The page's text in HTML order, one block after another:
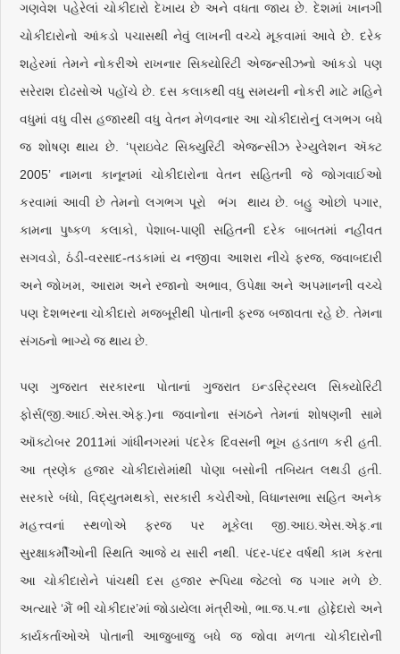
ગણવેશ પહેરેલાં ચોકીદારો દેખાય છે અને વધતા જાય છે. દેશમાં ખાનગી
ચોકીદારોનો આંકડો પચાસથી નેવું લાખની વચ્ચે મૂકવામાં આવે છે. દરેક
શહેરમાં તેમને નોકરીએ રાખનાર સિક્યોરિટી એજન્સીઝનો આંકડો પણ
સરેરાશ દોઢસોએ પહોંચે છે. દસ કલાકથી વધુ સમયની નોકરી માટે મહિને
વધુમાં વધુ વીસ હજારથી વધુ વેતન મેળવનાર આ ચોકીદારોનું લગભગ બધે
જ શોષણ થાય છે. ‘પ્રાઇવેટ સિક્યુરિટી એજન્સીઝ રેગ્યુલેશન ઍક્ટ
2005’ નામના કાનૂનમાં ચોકીદારોના વેતન સહિતની જે જોગવાઈઓ
કરવામાં આવી છે તેમનો લગભગ પૂરો ભંગ થાય છે. બહુ ઓછો પગાર,
કામના પુષ્કળ કલાકો, પેશાબ-પાણી સહિતની દરેક બાબતમાં નહીંવત
સગવડો, ઠંડી-વરસાદ-તડકામાં ય નજીવા આશરા નીચે ફરજ, જવાબદારી
અને જોખમ, આરામ અને રજાનો અભાવ, ઉપેક્ષા અને અપમાનની વચ્ચે
પણ દેશભરના ચોકીદારો મજબૂરીથી પોતાની ફરજ બજાવતા રહે છે. તેમના
સંગઠનો ભાગ્યે જ થાય છે.
પણ ગુજરાત સરકારના પોતાનાં ગુજરાત ઇન્ડસ્ટ્રિયલ સિક્યોરિટી
ફોર્સ(જી.આઈ.એસ.એફ.)ના જવાનોના સંગઠને તેમનાં શોષણની સામે
ઑક્ટોબર 2011માં ગાંધીનગરમાં પંદરેક દિવસની ભૂખ હડતાળ કરી હતી.
આ ત્રણેક હજાર ચોકીદારોમાંથી પોણા બસોની તબિયત લથડી હતી.
સરકારે બંધો, વિદ્યુતમથકો, સરકારી કચેરીઓ, વિધાનસભા સહિત અનેક
મહત્ત્વનાં સ્થળોએ ફરજ પર મૂકેલા જી.આઇ.એસ.એફ.ના
સુરક્ષાકર્મીઓની સ્થિતિ આજે ય સારી નથી. પંદર-પંદર વર્ષથી કામ કરતા
આ ચોકીદારોને પાંચથી દસ હજાર રૂપિયા જેટલો જ પગાર મળે છે.
અત્યારે ‘મૈં ભી ચોકીદાર’માં જોડાયેલા મંત્રીઓ, ભા.જ.પ.ના હોદ્દેદારો અને
કાર્યકર્તાઓએ પોતાની આજુબાજુ બધે જ જોવા મળતા ચોકીદારોની